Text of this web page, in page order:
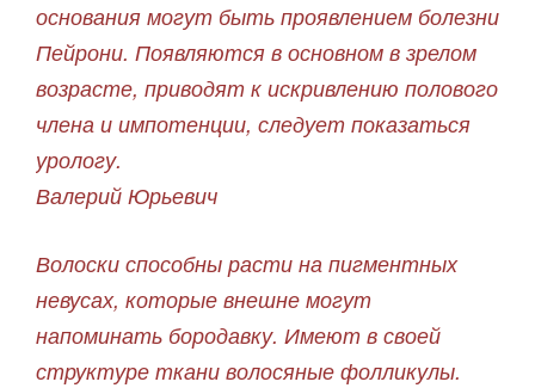
основания могут быть проявлением болезни
Пейрони. Появляются в основном в зрелом
возрасте, приводят к искривлению полового
члена и импотенции, следует показаться
урологу.
Валерий Юрьевич
Волоски способны расти на пигментных
невусах, которые внешне могут
напоминать бородавку. Имеют в своей
структуре ткани волосяные фолликулы.